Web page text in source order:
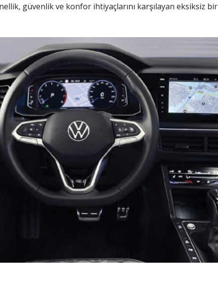
güvenlik ve konfor ihtiyaçlarını karşılayan eksiksiz bir